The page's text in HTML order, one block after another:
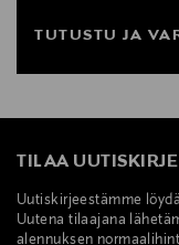
TUTUSTU JA
TILAA UUTISKIRJE
Uutiskirjeestämme
Uutena tilaajana
alennuksen